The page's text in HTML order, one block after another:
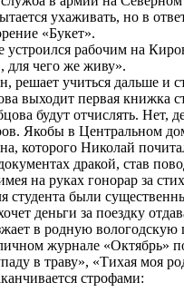
ухаживать, но в
«Букет».
рабочим на
для чего же живу».
решает учиться дальше
выходит первая
будут отчислять. Нет,
Якобы в Центральном
которого Николай
дракой, став
на руках гонорар за
студента были
деньги за поездку
в родную
журнале «Октябрь»
в траву», «Тихая моя
строфами: